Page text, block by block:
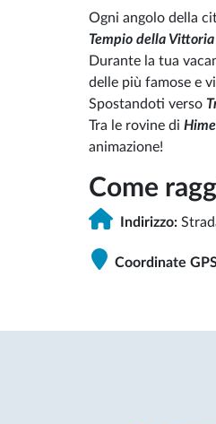
Ogni angolo della
Tempio della
Durante la tua
delle più famose e
Spostandoti verso
Tra le rovine di
animazione!
Come
Indirizzo:
Coordinate